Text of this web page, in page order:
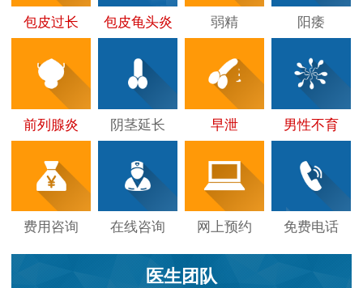
包皮过长 包皮龟头炎 弱精 阳痿
前列腺炎 阴茎延长 早泄 男性不育
费用咨询 在线咨询 网上预约 免费电话
医生团队